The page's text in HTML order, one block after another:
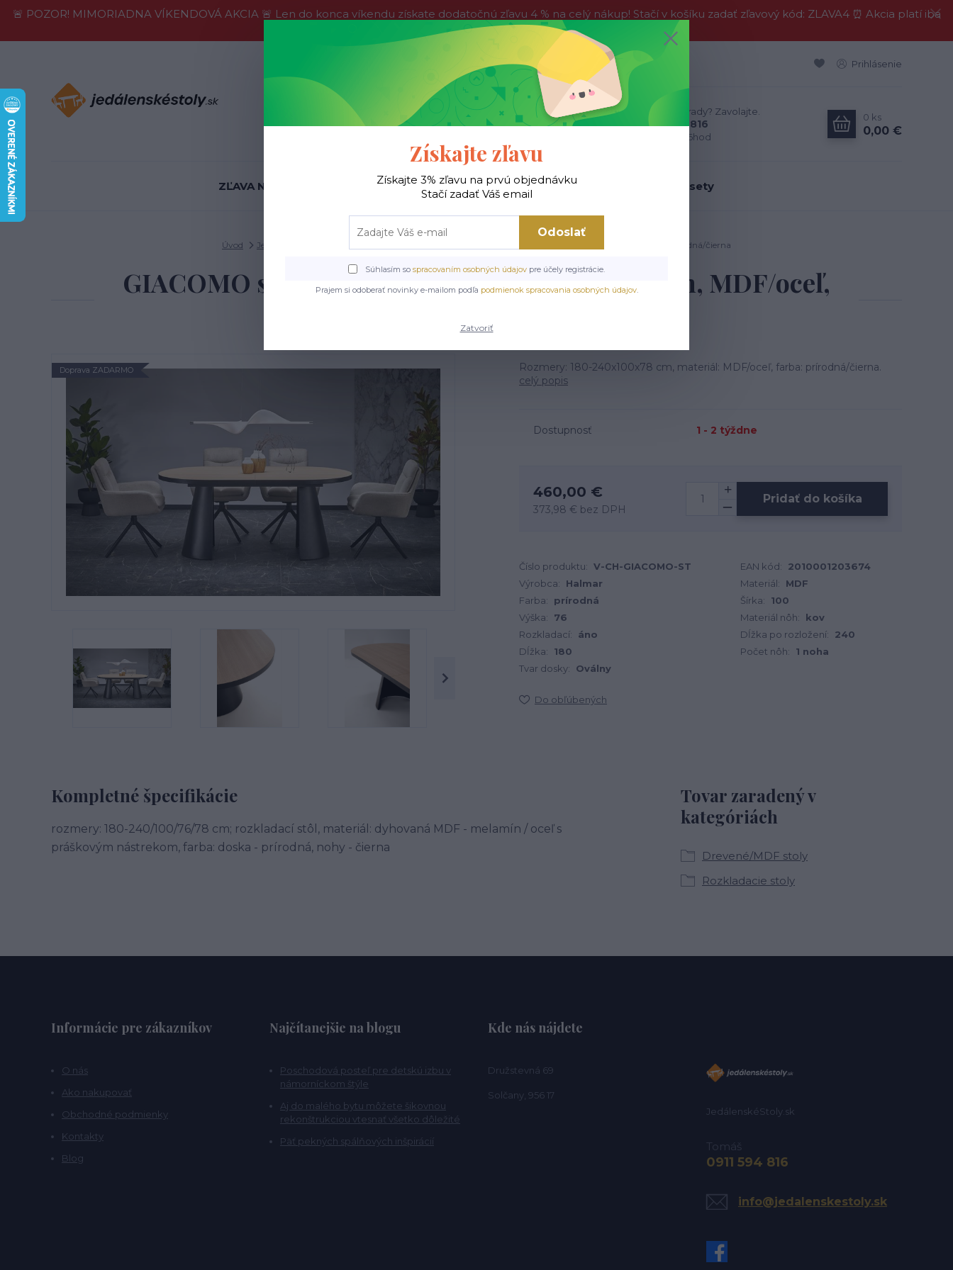
🚨 POZOR! MIMORIADNA VÍKENDOVÁ AKCIA 🚨 Len do konca víkendu získate dodatočnú zľavu 4 % na celý nákup! Stačí v košíku zadať zľavový kód: ZLAVA4 ⏰ Akcia platí iba
do nedele, tak neváhajte a nakúpte výhodnejšie ešte dnes!
Prihlásenie
Hľadať
Neviete si rady? Zavolajte.
0911 594 816
Po-Pia, 9-16hod
0 ks
0,00 €
ZĽAVA NA SKLADE ! Jedálenské stoly Jedálenské stoličky Jedálenské sety
Úvod Jedálenské stoly GIACOMO stôl jedálenský 180-240/100/76/78cm, MDF/oceľ, prírodná/čierna
GIACOMO stôl jedálenský 180-240/100/76/78cm, MDF/oceľ,
Doprava ZADARMO
Rozmery: 180-240x100x78 cm, materiál: MDF/oceľ, farba: prírodná/čierna.
celý popis
Dostupnosť 1 - 2 týždne
460,00 €
373,98 € bez DPH
Pridať do košíka
Číslo produktu: V-CH-GIACOMO-ST EAN kód:
2010001203674
Výrobca:
Halmar Materiál:
MDF
Farba:
prírodná Šírka:
100
Výška:
76 Materiál nôh:
kov
Rozkladací:
áno Dĺžka po rozložení:
240
Dĺžka:
180 Počet nôh:
1 noha
Tvar dosky:
Oválny
Do obľúbených
Kompletné špecifikácie
rozmery: 180-240/100/76/78 cm; rozkladací stôl, materiál: dyhovaná MDF - melamín / oceľ s
práškovým nástrekom, farba: doska - prírodná, nohy - čierna
Tovar zaradený v
kategóriách
Drevené/MDF stoly
Rozkladacie stoly
Informácie pre zákazníkov
O nás
Ako nakupovať
Obchodné podmienky
Kontakty
Blog
Najčítanejšie na blogu
Poschodová posteľ pre detskú izbu v
námorníckom štýle
Aj do malého bytu môžete šikovnou
rekonštrukciou vtesnať všetko dôležité
Päť pekných spálňových inšpirácií
Kde nás nájdete
Družstevná 69
Solčany, 956 17
JedálenskéStoly.sk
Tomáš
0911 594 816
info@jedalenskestoly.sk
Získajte zľavu
Získajte 3% zľavu na prvú objednávku
Stačí zadať Váš email
Odoslať
Súhlasím so spracovaním osobných údajov pre účely registrácie.
Prajem si odoberať novinky e-mailom podľa podmienok spracovania osobných údajov.
Zatvoriť